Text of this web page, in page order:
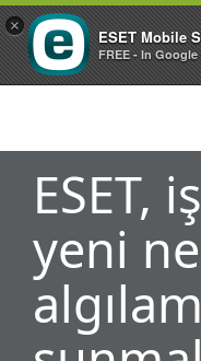
ESET,
yeni
×
ESET Mobile
FREE - In Google